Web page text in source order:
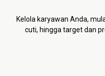
Kelola karyawan Anda,
cuti, hingga target dan